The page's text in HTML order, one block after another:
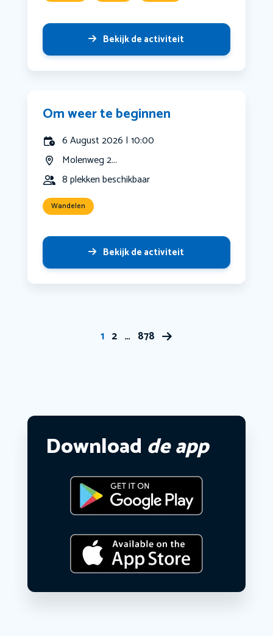
Bekijk de activiteit
Om weer te beginnen
6 August 2026 | 10:00
Molenweg 2...
8 plekken beschikbaar
Wandelen
Bekijk de activiteit
1 2 … 878
Download de app